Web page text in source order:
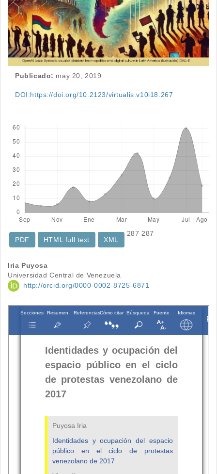
Publicado: may 20, 2019
DOI:https://doi.org/10.2123/virtualis.v10i18.267
287
PDF
287
HTML full text
XML
Contenido
principal
artículo
Iria Puyosa
Universidad Central de Venezuela
http://orcid.org/0000-0002-8725-6871